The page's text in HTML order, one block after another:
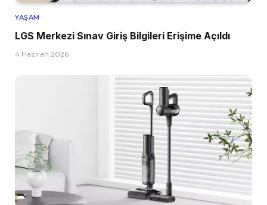
YAŞAM
LGS Merkezi Sınav Giriş Bilgileri Erişime Açıldı
4 Haziran 2026